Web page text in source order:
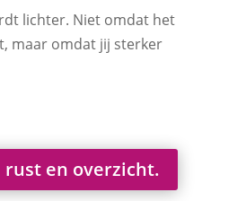
lichter. Niet omdat het
maar omdat jij sterker
rust en overzicht.